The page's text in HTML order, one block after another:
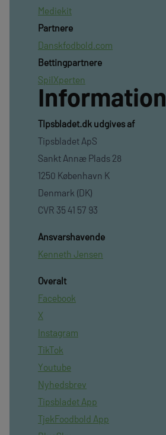
Mediekit
Partnere
Danskfodbold.com
Bettingpartnere
SpilXperten
Information
TIpsbladet.dk udgives af
Tipsbladet ApS
Sankt Annæ Plads 28
1250 København K
Denmark (DK)
CVR 35 41 57 93
Ansvarshavende
Kenneth Jensen
Overalt
Facebook
X
Instagram
TikTok
Youtube
Nyhedsbrev
Tipsbladet App
TjekFoodbold App